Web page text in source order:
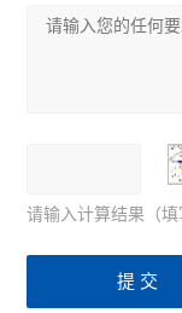
请输入计算结果（